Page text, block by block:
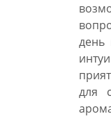
день
для